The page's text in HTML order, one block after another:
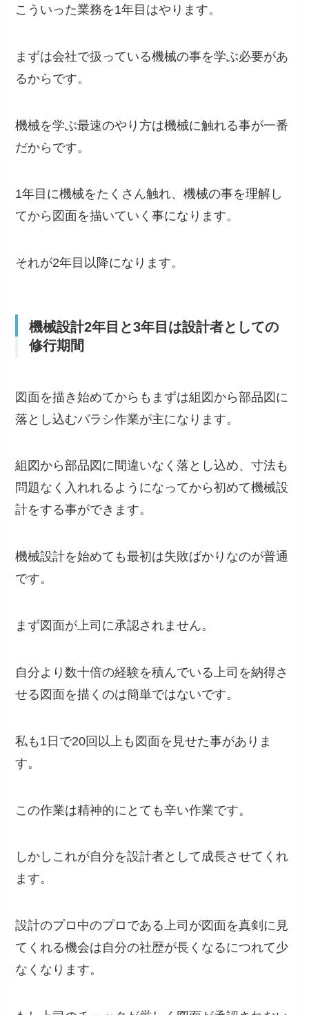
こういった業務を1年目はやります。
まずは会社で扱っている機械の事を学ぶ必要があ
るからです。
機械を学ぶ最速のやり方は機械に触れる事が一番
だからです。
1年目に機械をたくさん触れ、機械の事を理解し
てから図面を描いていく事になります。
それが2年目以降になります。
機械設計2年目と3年目は設計者としての
修行期間
図面を描き始めてからもまずは組図から部品図に
落とし込むバラシ作業が主になります。
組図から部品図に間違いなく落とし込め、寸法も
問題なく入れれるようになってから初めて機械設
計をする事ができます。
機械設計を始めても最初は失敗ばかりなのが普通
です。
まず図面が上司に承認されません。
自分より数十倍の経験を積んでいる上司を納得さ
せる図面を描くのは簡単ではないです。
私も1日で20回以上も図面を見せた事がありま
す。
この作業は精神的にとても辛い作業です。
しかしこれが自分を設計者として成長させてくれ
ます。
設計のプロ中のプロである上司が図面を真剣に見
てくれる機会は自分の社歴が長くなるにつれて少
なくなります。